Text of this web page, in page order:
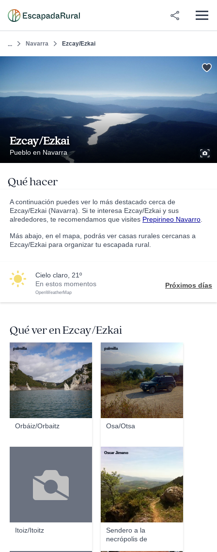
... Navarra Ezcay/Ezkai
Ezcay/Ezkai
Pueblo en Navarra
Qué hacer
A continuación puedes ver lo más destacado cerca de
Ezcay/Ezkai (Navarra). Si te interesa Ezcay/Ezkai y sus
alrededores, te recomendamos que visites Prepirineo Navarro
Más abajo, en el mapa, podrás ver casas rurales cercanas a
Ezcay/Ezkai para organizar tu escapada rural.
cielo claro, 21º
En estos momentos
OpenWeatherMap
Próximos días
Qué ver en Ezcay/Ezkai
Orbáiz/Orbaitz
palmilla
Osa/Otsa
palmilla
Itoiz/Itoitz
Sendero a la
necrópolis de
Oscar Jimeno